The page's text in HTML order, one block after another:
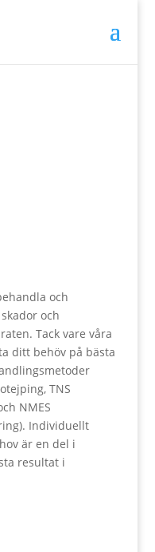
och
och
Tack vare våra
ditt behöv på bästa
TNS
NMES
Individuellt
är en del i
resultat i